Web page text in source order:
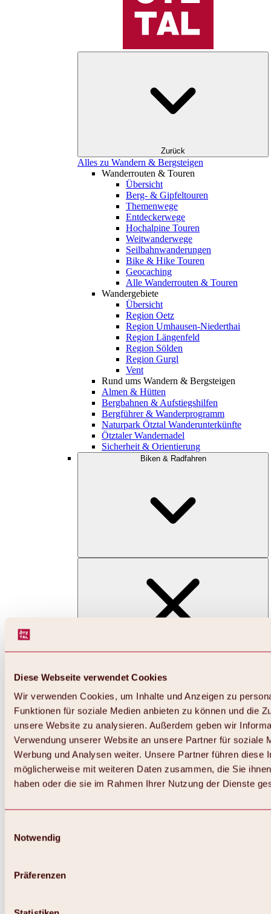
Diese Webseite verwendet Cookies
Wir verwenden Cookies, um Inhalte und Anzeigen zu
Funktionen für soziale Medien anbieten zu können und die
unsere Website zu analysieren. Außerdem geben wir
Verwendung unserer Website an unsere Partner für soziale
Werbung und Analysen weiter. Unsere Partner führen diese
möglicherweise mit weiteren Daten zusammen, die Sie
haben oder die sie im Rahmen Ihrer Nutzung der Dienste
Notwendig
Präferenzen
Zurück
Alles zu Wandern & Bergsteigen
Wanderrouten & Touren
Übersicht
Berg- & Gipfeltouren
Themenwege
Entdeckerwege
Hochalpine Touren
Weitwanderwege
Seilbahnwanderungen
Bike & Hike Touren
Geocaching
Alle Wanderrouten & Touren
Wandergebiete
Übersicht
Region Oetz
Region Umhausen-Niederthai
Region Längenfeld
Region Sölden
Region Gurgl
Vent
Rund ums Wandern & Bergsteigen
Almen & Hütten
Bergbahnen & Aufstiegshilfen
Bergführer & Wanderprogramm
Naturpark Ötztal Wanderunterkünfte
Ötztaler Wandernadel
Sicherheit & Orientierung
Biken & Radfahren